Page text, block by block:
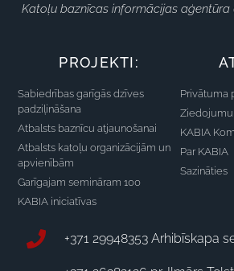
Katoļu baznīcas informācijas aģentūra
PROJEKTI:
Sabiedrības garīgās dzīves
padziļināšana
Atbalsts baznīcu atjaunošanai
Atbalsts katoļu organizācijām un
apvienībām
Garīgajam semināram 100
KABIA iniciatīvas
Privātuma
KABIA
Par KABIA
Sazināties
+371 29948353 Arhibīskapa